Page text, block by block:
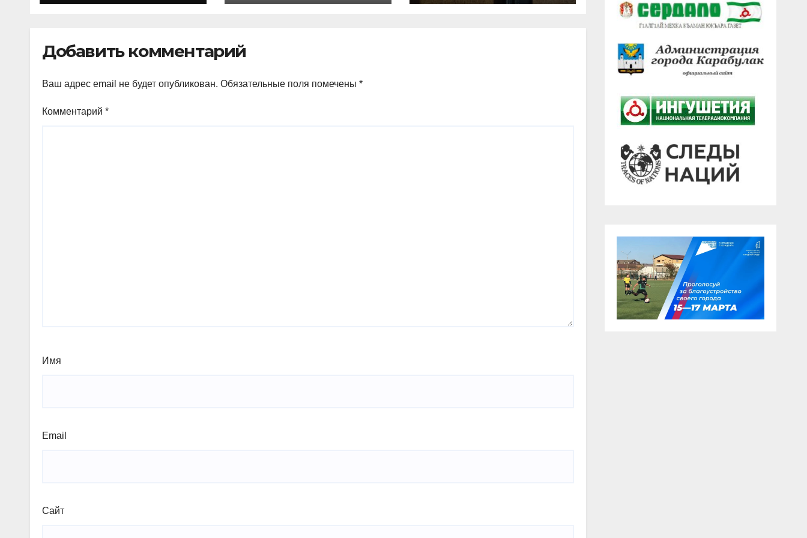
жителям
внимательнее
ходе приема
Добавить комментарий
Ваш адрес email не будет опубликован. Обязательные поля помечены *
Комментарий *
Имя
Email
Сайт